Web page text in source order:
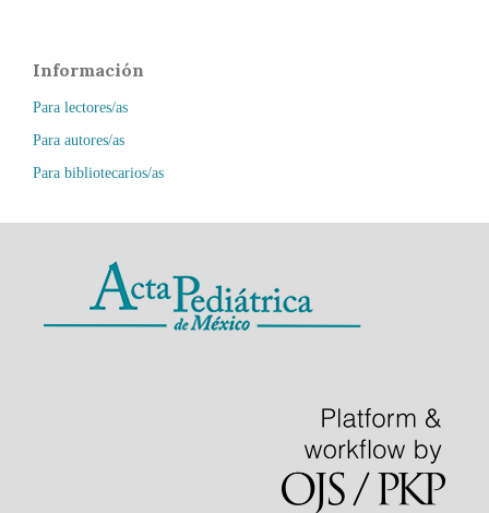
Información
Para lectores/as
Para autores/as
Para bibliotecarios/as